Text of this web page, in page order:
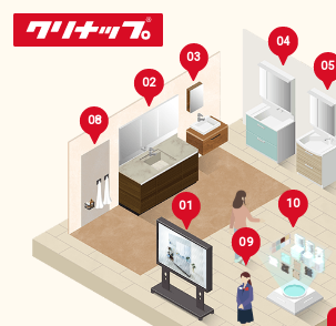
セレクトルーム
01
02
03
04
05
08
09
10